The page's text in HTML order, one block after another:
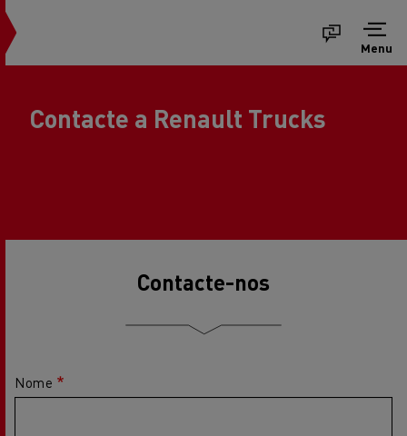
Menu
Contacte a Renault Trucks
Contacte-nos
Nome